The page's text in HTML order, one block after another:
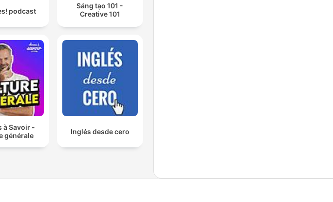
podcast
Sáng tạo 101 -
Creative 101
à Savoir -
générale
Inglés desde cero